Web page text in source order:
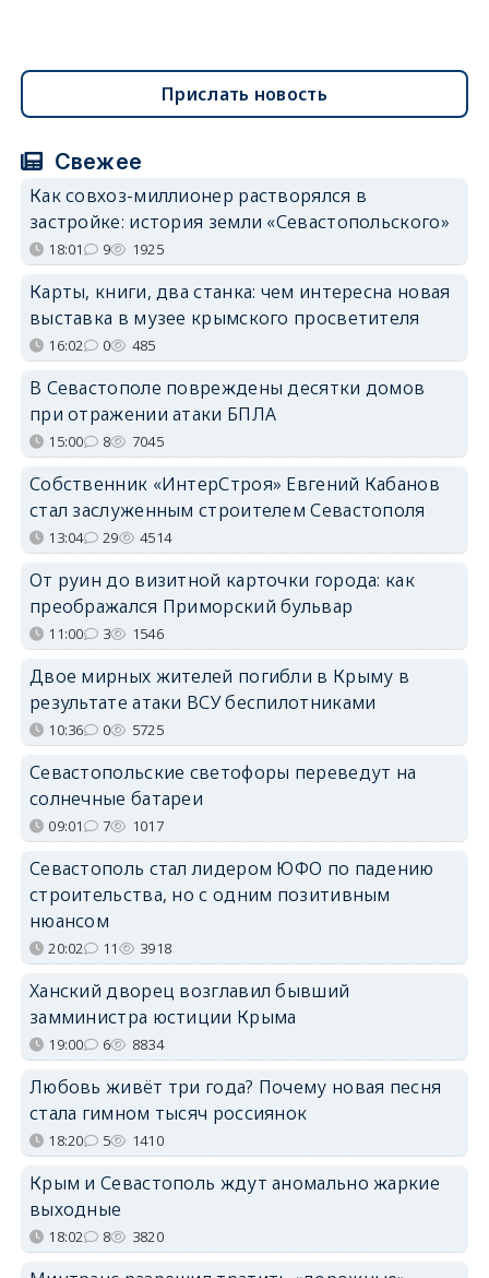
Прислать новость
Свежее
Как совхоз-миллионер растворялся в
застройке: история земли «Севастопольского»
18:01 9 1925
Карты, книги, два станка: чем интересна новая
выставка в музее крымского просветителя
16:02 0 485
В Севастополе повреждены десятки домов
при отражении атаки БПЛА
15:00 8 7045
Собственник «ИнтерСтроя» Евгений Кабанов
стал заслуженным строителем Севастополя
13:04 29 4514
От руин до визитной карточки города: как
преображался Приморский бульвар
11:00 3 1546
Двое мирных жителей погибли в Крыму в
результате атаки ВСУ беспилотниками
10:36 0 5725
Севастопольские светофоры переведут на
солнечные батареи
09:01 7 1017
Севастополь стал лидером ЮФО по падению
строительства, но с одним позитивным
нюансом
20:02 11 3918
Ханский дворец возглавил бывший
замминистра юстиции Крыма
19:00 6 8834
Любовь живёт три года? Почему новая песня
стала гимном тысяч россиянок
18:20 5 1410
Крым и Севастополь ждут аномально жаркие
выходные
18:02 8 3820